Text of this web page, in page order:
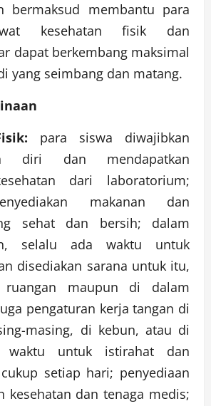
bermaksud membantu para
kesehatan fisik dan
dapat berkembang maksimal
yang seimbang dan matang.
para siswa diwajibkan
diri dan mendapatkan
dari laboratorium;
makanan dan
sehat dan bersih; dalam
selalu ada waktu untuk
disediakan sarana untuk itu,
maupun di dalam
pengaturan kerja tangan di
masing, di kebun, atau di
waktu untuk istirahat dan
setiap hari; penyediaan
kesehatan dan tenaga medis;